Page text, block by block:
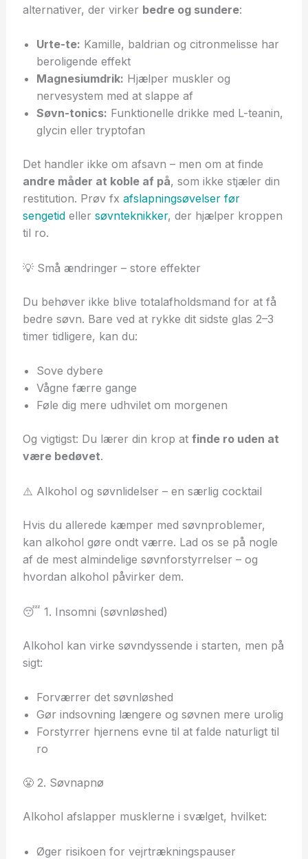
alternativer, der virker bedre og sundere:
Urte-te: Kamille, baldrian og citronmelisse har
beroligende effekt
Magnesiumdrik: Hjælper muskler og
nervesystem med at slappe af
Søvn-tonics: Funktionelle drikke med L-teanin,
glycin eller tryptofan
Det handler ikke om afsavn – men om at finde
andre måder at koble af på, som ikke stjæler din
restitution. Prøv fx afslapningsøvelser før
sengetideller søvnteknikker, der hjælper kroppen
til ro.
💡 Små ændringer – store effekter
Du behøver ikke blive totalafholdsmand for at få
bedre søvn. Bare ved at rykke dit sidste glas 2–3
timer tidligere, kan du:
Sove dybere
Vågne færre gange
Føle dig mere udhvilet om morgenen
Og vigtigst: Du lærer din krop at finde ro uden at
være bedøvet.
⚠️ Alkohol og søvnlidelser – en særlig cocktail
Hvis du allerede kæmper med søvnproblemer,
kan alkohol gøre ondt værre. Lad os se på nogle
af de mest almindelige søvnforstyrrelser – og
hvordan alkohol påvirker dem.
😴 1. Insomni (søvnløshed)
Alkohol kan virke søvndyssende i starten, men på
sigt:
Forværrer det søvnløshed
Gør indsovning længere og søvnen mere urolig
Forstyrrer hjernens evne til at falde naturligt til
ro
😤 2. Søvnapnø
Alkohol afslapper musklerne i svælget, hvilket:
Øger risikoen for vejrtrækningspauser